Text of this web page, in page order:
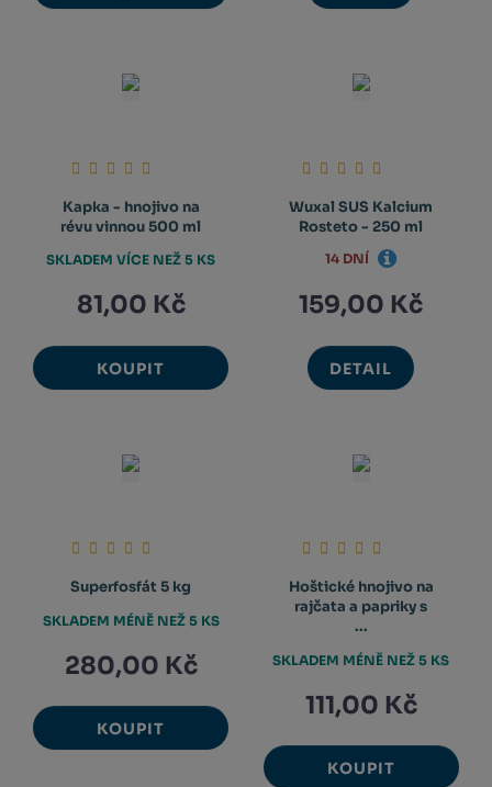
Kapka - hnojivo na
révu vinnou 500 ml
81,00 Kč
KOUPIT
SKLADEM VÍCE NEŽ 5 KS
Wuxal SUS Kalcium
Rosteto - 250 ml
159,00 Kč
DETAIL
14 DNÍ
Superfosfát 5 kg
280,00 Kč
KOUPIT
SKLADEM MÉNĚ NEŽ 5 KS
Hoštické hnojivo na
rajčata a papriky s
...
111,00 Kč
KOUPIT
SKLADEM MÉNĚ NEŽ 5 KS